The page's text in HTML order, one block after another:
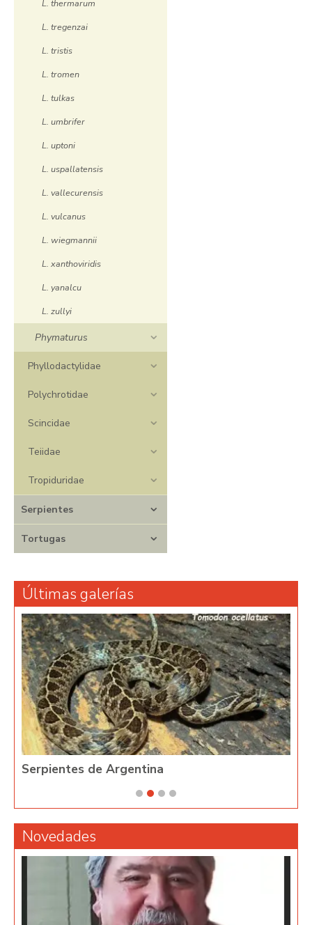
L. thermarum
L. tregenzai
L. tristis
L. tromen
L. tulkas
L. umbrifer
L. uptoni
L. uspallatensis
L. vallecurensis
L. vulcanus
L. wiegmannii
L. xanthoviridis
L. yanalcu
L. zullyi
Phymaturus
Phyllodactylidae
Polychrotidae
Scincidae
Teiidae
Tropiduridae
Serpientes
Tortugas
Últimas galerías
Serpientes de Argentina
Novedades